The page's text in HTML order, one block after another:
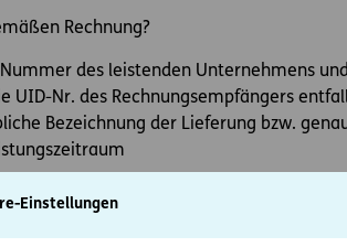
Einstellungen
Rechnung?
des leistenden Unternehmens
UID-Nr. des Rechnungsempfängers
Bezeichnung der Lieferung bzw.
Umsatzsteuer